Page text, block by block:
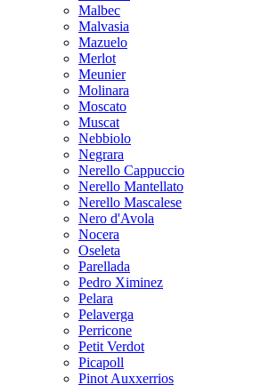
Malbec
Malvasia
Mazuelo
Merlot
Meunier
Molinara
Moscato
Muscat
Nebbiolo
Negrara
Nerello Cappuccio
Nerello Mantellato
Nerello Mascalese
Nero d'Avola
Nocera
Oseleta
Parellada
Pedro Ximinez
Pelara
Pelaverga
Perricone
Petit Verdot
Picapoll
Pinot Auxxerrios